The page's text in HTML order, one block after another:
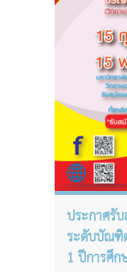
ประกาศรั
ระดับบัณฑิ
1 ปีการศึ